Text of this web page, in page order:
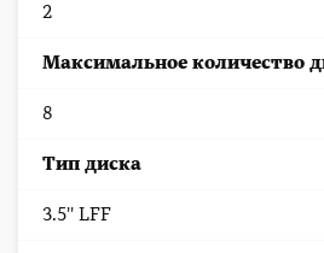
2
Максимальное количество
8
Тип диска
3.5'' LFF